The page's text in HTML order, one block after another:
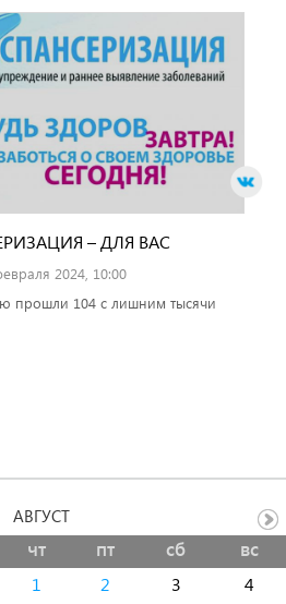
– ДЛЯ ВАС
2024, 10:00
прошли 104 с лишним тысячи
чт пт сб вс
1 2 3
4
АВГУСТ